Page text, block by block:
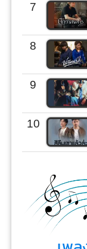
7
8
9
10